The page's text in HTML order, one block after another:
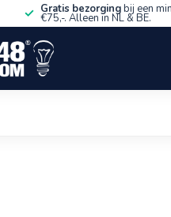
Gratis bezorgingbij een
€75,-. Alleen in NL & BE.